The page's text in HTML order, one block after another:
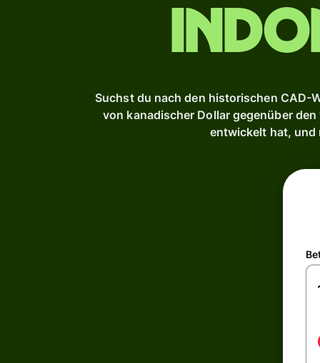
Suchst du nach den historischen CAD-
von kanadischer Dollar gegenüber
entwickelt hat, und